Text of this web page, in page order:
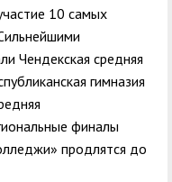
10 самых
Чендекская средняя
гимназия
финалы
продлятся до